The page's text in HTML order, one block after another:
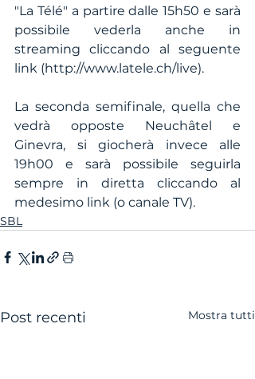
"La Télé" a partire dalle 15h50 e sarà
possibile vederla anche in
streaming cliccando al seguente
link (http://www.latele.ch/live).
La seconda semifinale, quella che
vedrà opposte Neuchâtel e
Ginevra, si giocherà invece alle
19h00 e sarà possibile seguirla
sempre in diretta cliccando al
medesimo link (o canale TV).
SBL
Post recenti Mostra tutti